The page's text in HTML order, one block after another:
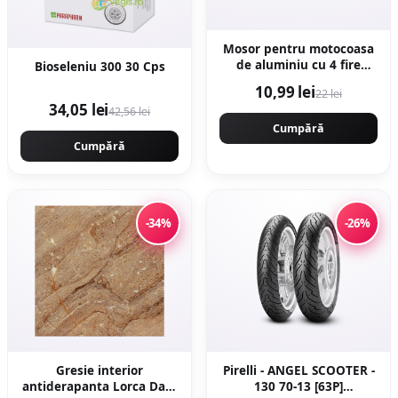
Bioseleniu 300 30 Cps
34,05 lei42,56 lei
Cumpără
Mosor pentru motocoasa
de aluminiu cu 4 fire
CMP1594
10,99 lei22 lei
Cumpără
-34%
Gresie interior
antiderapanta Lorca Dark
-26%
Pirelli - ANGEL SCOOTER -
130 70-13 [63P]